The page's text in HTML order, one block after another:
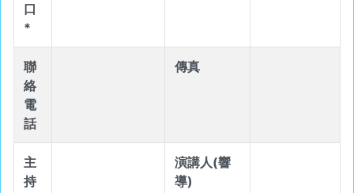
口
*
聯
絡
電
話
傳真
主
持
演講人(響
導)